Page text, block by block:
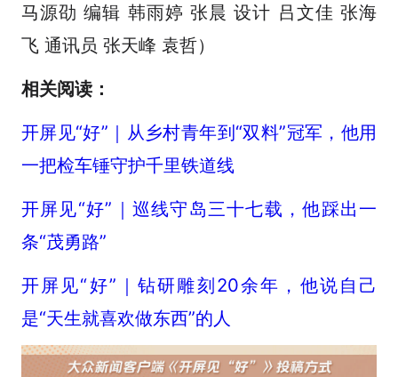
马源劭 编辑 韩雨婷 张晨 设计 吕文佳 张海
飞 通讯员 张天峰 袁哲）
相关阅读：
开屏见“好”｜从乡村青年到“双料”冠军，他用
一把检车锤守护千里铁道线
开屏见“好”｜巡线守岛三十七载，他踩出一
条“茂勇路”
开屏见“好”｜钻研雕刻20余年，他说自己
是“天生就喜欢做东西”的人